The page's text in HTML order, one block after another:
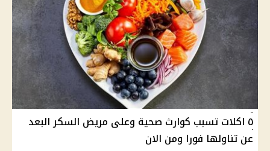
٥ اكلات تسبب كوارث صحية وعلى مريض السكر البعد
عن تناولها فورا ومن الان